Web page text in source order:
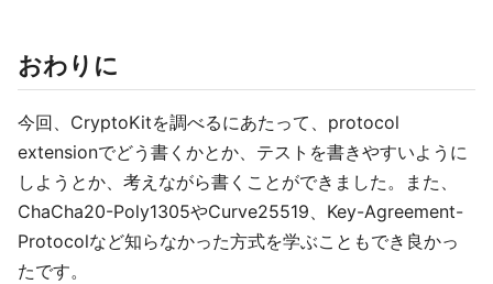
おわりに
今回、CryptoKitを調べるにあたって、protocol
extensionでどう書くかとか、テストを書きやすいように
しようとか、考えながら書くことができました。また、
ChaCha20-Poly1305やCurve25519、Key-Agreement-
Protocolなど知らなかった方式を学ぶこともでき良かっ
たです。